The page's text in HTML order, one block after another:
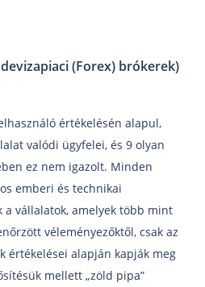
(Forex) brókerek)
értékelésén alapul,
valódi ügyfelei, és 9 olyan
ez nem igazolt. Minden
emberi és technikai
a vállalatok, amelyek több mint
véleményezőktől, csak az
értékelései alapján kapják meg
mellett „zöld pipa”